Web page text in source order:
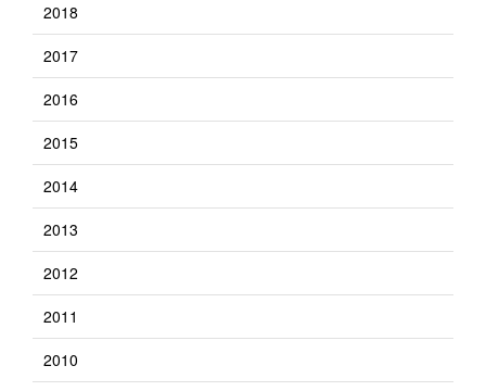
2018
2017
2016
2015
2014
2013
2012
2011
2010